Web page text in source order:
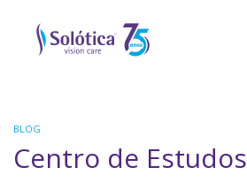
BLOG
Centro de Estudos